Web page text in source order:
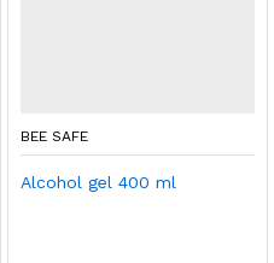
BEE SAFE
Alcohol gel 400 ml